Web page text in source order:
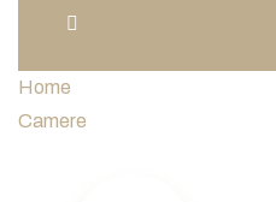
Home
Camere